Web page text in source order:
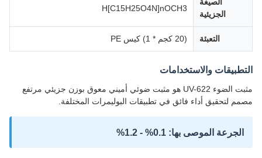
الجزيئية
H[C15H25O4N]nOCH3
التعبئة (20 كجم * 1) كيس PE
التطبيقات والاستخدامات
مثبت الضوء UV-622 هو مثبت ضوئي أميني معوق بوزن جزيئي مرتفع
مصمم لتحقيق أداء فائق في تطبيقات البوليمرات المختلفة.
الجرعة الموصى بها: 0.1% - 1.2%